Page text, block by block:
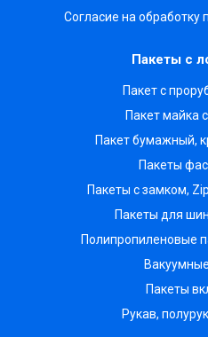
Согласие на
Пакеты с
Пакет с
Пакет майка
Пакет бумажный,
Пакеты
Пакеты с замком,
Пакеты для
Полипропиленовые
Пакеты
Рукав,